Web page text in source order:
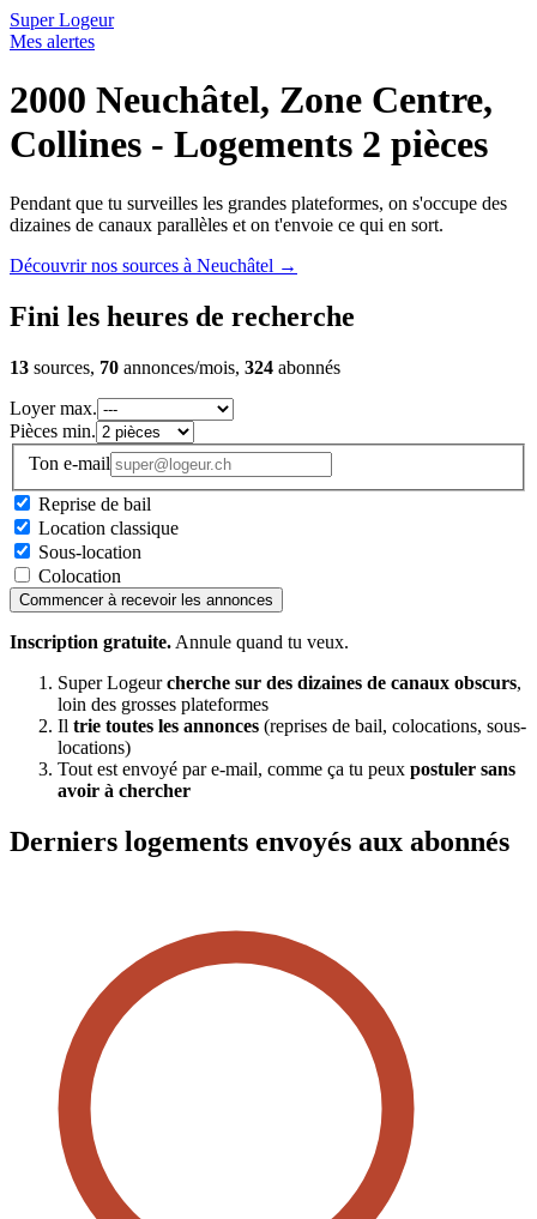
Super Logeur
Mes alertes
2000 Neuchâtel, Zone Centre,
Collines - Logements 2 pièces
Pendant que tu surveilles les grandes plateformes, on s'occupe des
dizaines de canaux parallèles et on t'envoie ce qui en sort.
Découvrir nos sources à Neuchâtel →
Fini les heures de recherche
13 sources, 70 annonces/mois, 324 abonnés
Loyer max.
Pièces min.
Ton e-mail
Reprise de bail
Location classique
Sous-location
Colocation
Commencer à recevoir les annonces
Inscription gratuite. Annule quand tu veux.
Super Logeurcherche sur des dizaines de canaux obscurs,
loin des grosses plateformes
Il trie toutes les annonces (reprises de bail, colocations, sous-
locations)
Tout est envoyé par e-mail, comme ça tu peux postuler sans
avoir à chercher
Derniers logements envoyés aux abonnés